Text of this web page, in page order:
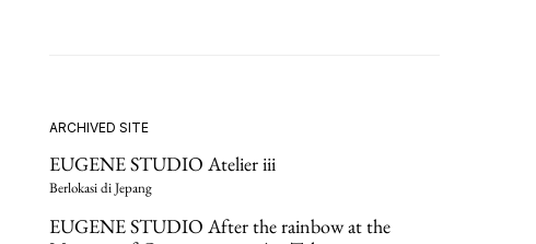
ARCHIVED SITE
EUGENE STUDIO Atelier iii
Berlokasi di Jepang
EUGENE STUDIO After the rainbow at the